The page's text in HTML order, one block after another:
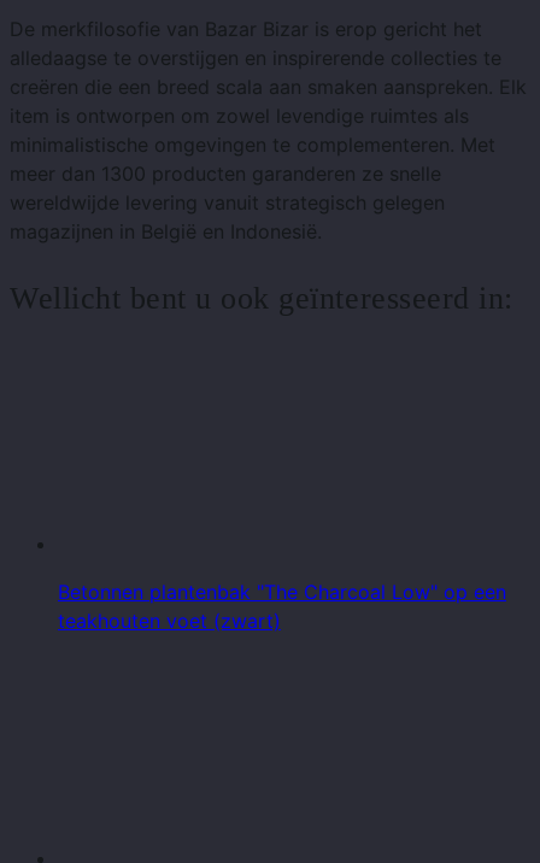
De merkfilosofie van Bazar Bizar is erop gericht het
alledaagse te overstijgen en inspirerende collecties te
creëren die een breed scala aan smaken aanspreken. Elk
item is ontworpen om zowel levendige ruimtes als
minimalistische omgevingen te complementeren. Met
meer dan 1300 producten garanderen ze snelle
wereldwijde levering vanuit strategisch gelegen
magazijnen in België en Indonesië.
Wellicht bent u ook geïnteresseerd in:
Betonnen plantenbak "The Charcoal Low" op een
teakhouten voet (zwart)